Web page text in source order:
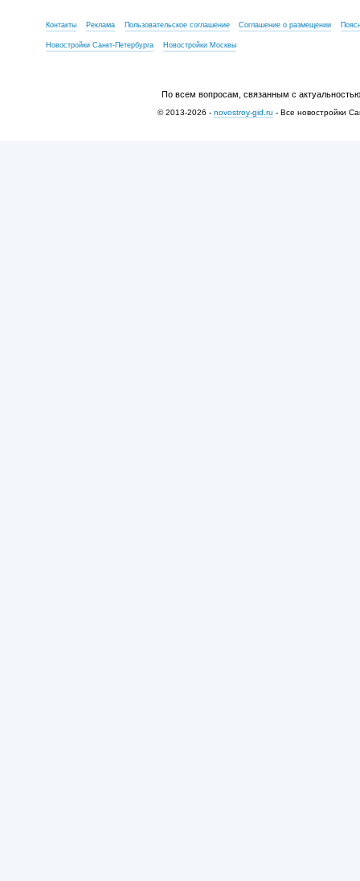
Контакты Реклама Пользовательское соглашение Соглашение о размещении
Новостройки Санкт-Петербурга Новостройки Москвы
По всем вопросам, связанным с
© 2013-2026 - novostroy-gid.ru - Все новостройки